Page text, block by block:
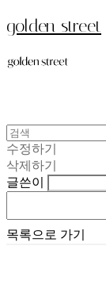
golden street
수정하기
삭제하기
글쓴이
목록으로 가기